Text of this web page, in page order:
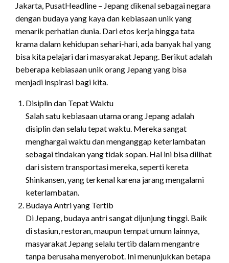
Jakarta, PusatHeadline – Jepang dikenal sebagai negara
dengan budaya yang kaya dan kebiasaan unik yang
menarik perhatian dunia. Dari etos kerja hingga tata
krama dalam kehidupan sehari-hari, ada banyak hal yang
bisa kita pelajari dari masyarakat Jepang. Berikut adalah
beberapa kebiasaan unik orang Jepang yang bisa
menjadi inspirasi bagi kita.
Disiplin dan Tepat Waktu
Salah satu kebiasaan utama orang Jepang adalah
disiplin dan selalu tepat waktu. Mereka sangat
menghargai waktu dan menganggap keterlambatan
sebagai tindakan yang tidak sopan. Hal ini bisa dilihat
dari sistem transportasi mereka, seperti kereta
Shinkansen, yang terkenal karena jarang mengalami
keterlambatan.
Budaya Antri yang Tertib
Di Jepang, budaya antri sangat dijunjung tinggi. Baik
di stasiun, restoran, maupun tempat umum lainnya,
masyarakat Jepang selalu tertib dalam mengantre
tanpa berusaha menyerobot. Ini menunjukkan betapa